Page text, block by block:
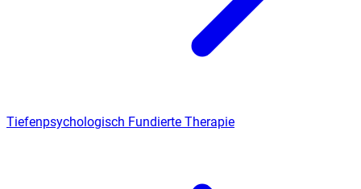
Tiefenpsychologisch Fundierte Therapie